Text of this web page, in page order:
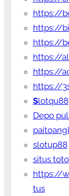
https://
https://
https://
https://
https://
https://
Slotqu88
Depo
slotup88
situs toto
https://
tus